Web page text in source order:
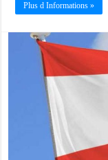
Plus d Informations »